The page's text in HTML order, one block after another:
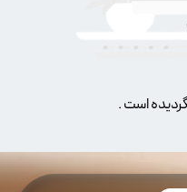
است .